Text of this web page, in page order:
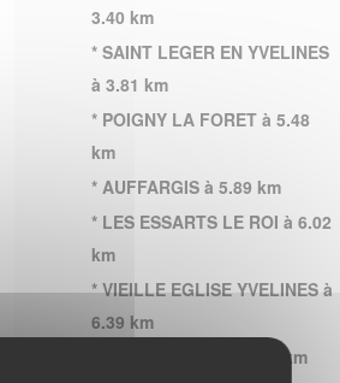
3.40 km
* SAINT LEGER EN YVELINES
à 3.81 km
* POIGNY LA FORET à 5.48
km
* AUFFARGIS à 5.89 km
* LES ESSARTS LE ROI à 6.02
km
* VIEILLE EGLISE YVELINES à
6.39 km
* RAMBOUILLET à 7.05 km